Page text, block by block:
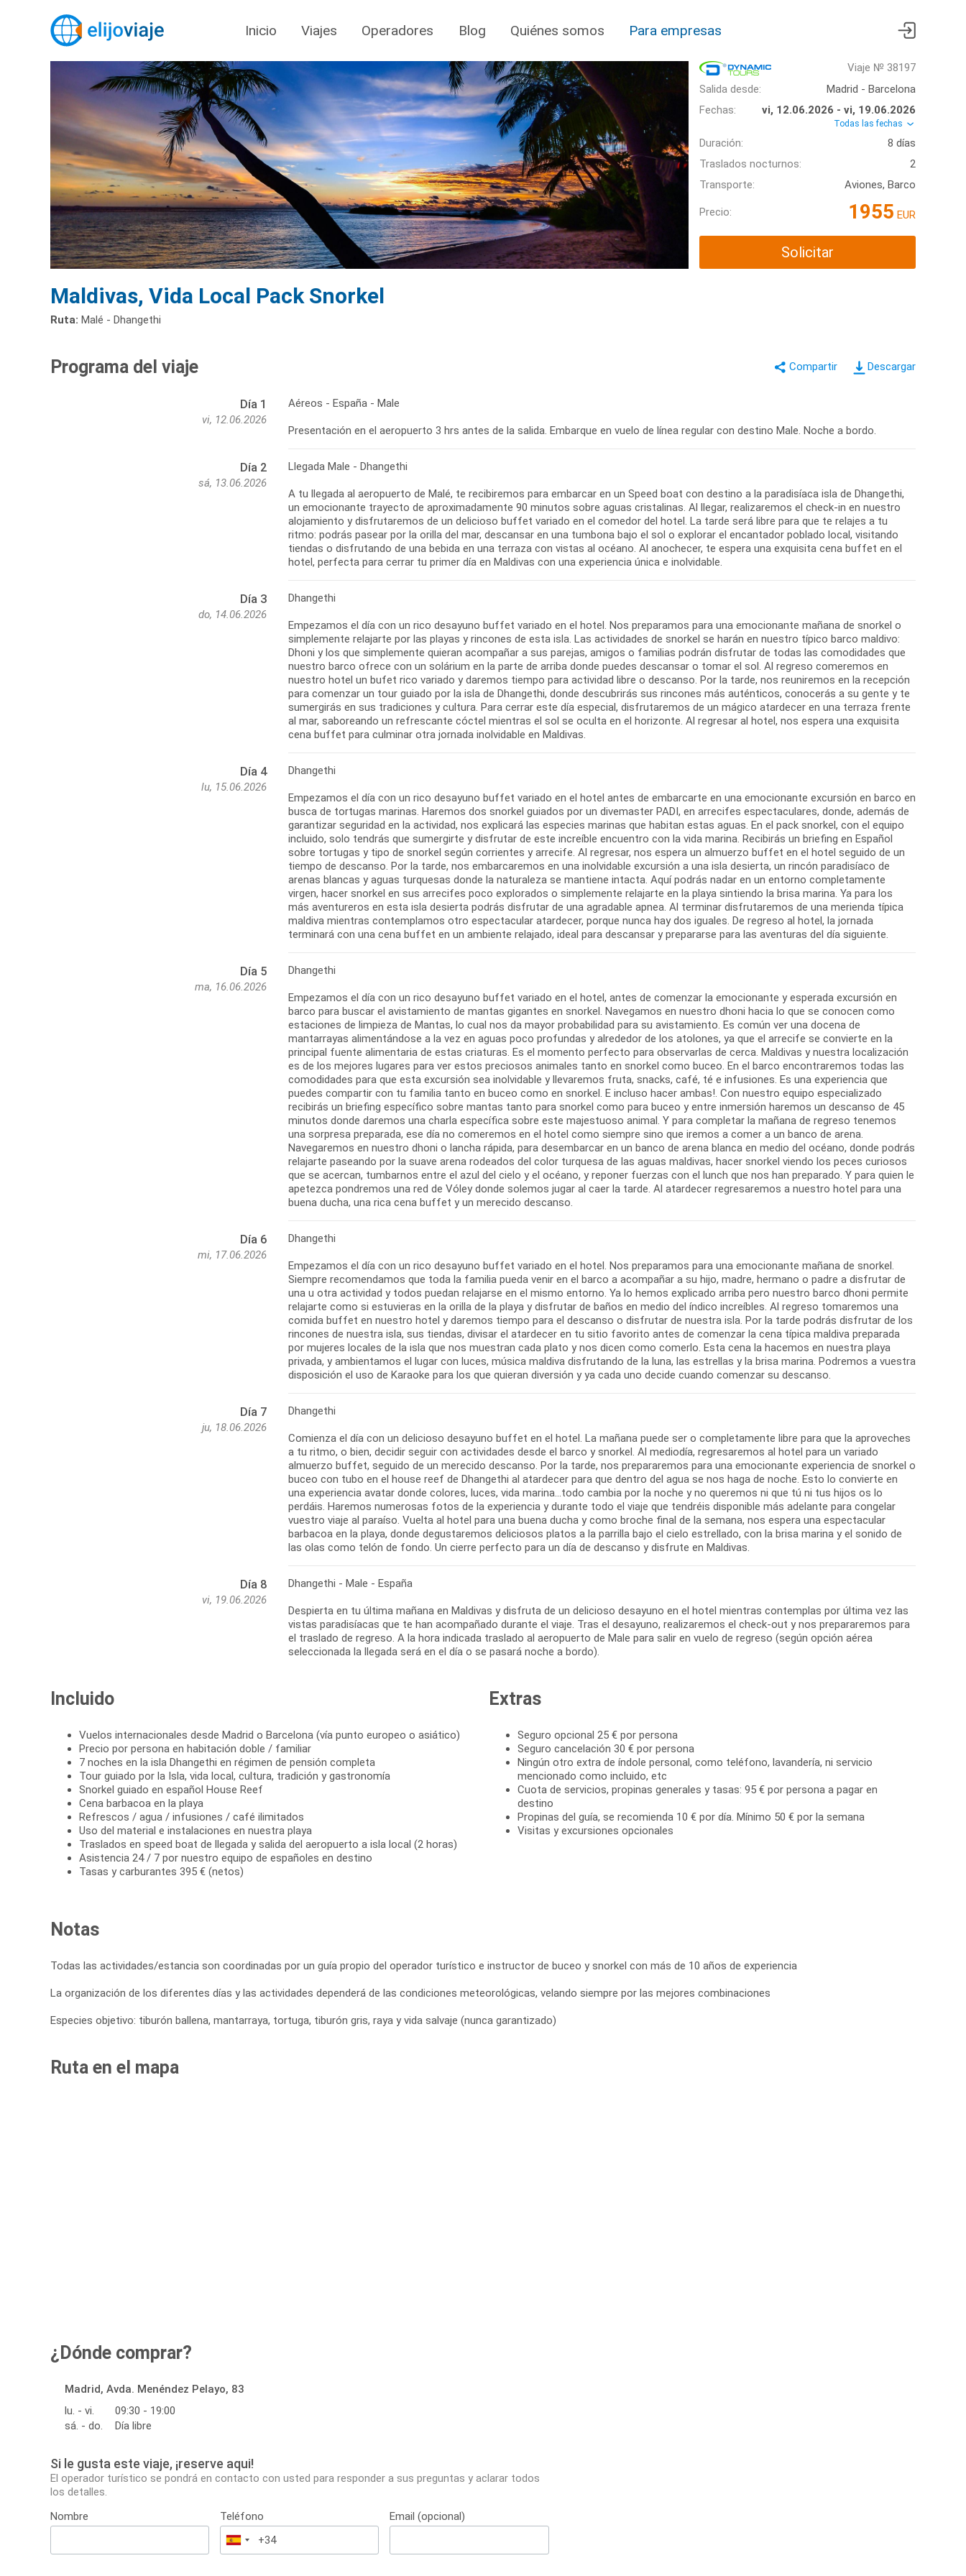
Inicio Viajes Operadores Blog Quiénes somos Para empresas
Viaje № 38197
Salida desde:
Madrid - Barcelona
Fechas:
vi, 12.06.2026 - vi, 19.06.2026
Todas las fechas
Duración:
8 días
Traslados nocturnos:
2
Transporte:
Aviones, Barco
Precio: 1955 EUR
Solicitar
Maldivas, Vida Local Pack Snorkel
Ruta: Malé - Dhangethi
Descargar
Programa del viaje
Día 1
vi, 12.06.2026
Aéreos - España - Male
Presentación en el aeropuerto 3 hrs antes de la salida. Embarque en vuelo de línea regular con destino Male. Noche a bordo.
Día 2
sá, 13.06.2026
Llegada Male - Dhangethi
A tu llegada al aeropuerto de Malé, te recibiremos para embarcar en un Speed boat con destino a la paradisíaca isla de Dhangethi,
un emocionante trayecto de aproximadamente 90 minutos sobre aguas cristalinas. Al llegar, realizaremos el check-in en nuestro
alojamiento y disfrutaremos de un delicioso buffet variado en el comedor del hotel. La tarde será libre para que te relajes a tu
ritmo: podrás pasear por la orilla del mar, descansar en una tumbona bajo el sol o explorar el encantador poblado local, visitando
tiendas o disfrutando de una bebida en una terraza con vistas al océano. Al anochecer, te espera una exquisita cena buffet en el
hotel, perfecta para cerrar tu primer día en Maldivas con una experiencia única e inolvidable.
Día 3
do, 14.06.2026
Dhangethi
Empezamos el día con un rico desayuno buffet variado en el hotel. Nos preparamos para una emocionante mañana de snorkel o
simplemente relajarte por las playas y rincones de esta isla. Las actividades de snorkel se harán en nuestro típico barco maldivo:
Dhoni y los que simplemente quieran acompañar a sus parejas, amigos o familias podrán disfrutar de todas las comodidades que
nuestro barco ofrece con un solárium en la parte de arriba donde puedes descansar o tomar el sol. Al regreso comeremos en
nuestro hotel un bufet rico variado y daremos tiempo para actividad libre o descanso. Por la tarde, nos reuniremos en la recepción
para comenzar un tour guiado por la isla de Dhangethi, donde descubrirás sus rincones más auténticos, conocerás a su gente y te
sumergirás en sus tradiciones y cultura. Para cerrar este día especial, disfrutaremos de un mágico atardecer en una terraza frente
al mar, saboreando un refrescante cóctel mientras el sol se oculta en el horizonte. Al regresar al hotel, nos espera una exquisita
cena buffet para culminar otra jornada inolvidable en Maldivas.
Día 4
lu, 15.06.2026
Dhangethi
Empezamos el día con un rico desayuno buffet variado en el hotel antes de embarcarte en una emocionante excursión en barco en
busca de tortugas marinas. Haremos dos snorkel guiados por un divemaster PADI, en arrecifes espectaculares, donde, además de
garantizar seguridad en la actividad, nos explicará las especies marinas que habitan estas aguas. En el pack snorkel, con el equipo
incluido, solo tendrás que sumergirte y disfrutar de este increíble encuentro con la vida marina. Recibirás un briefing en Español
sobre tortugas y tipo de snorkel según corrientes y arrecife. Al regresar, nos espera un almuerzo buffet en el hotel seguido de un
tiempo de descanso. Por la tarde, nos embarcaremos en una inolvidable excursión a una isla desierta, un rincón paradisíaco de
arenas blancas y aguas turquesas donde la naturaleza se mantiene intacta. Aquí podrás nadar en un entorno completamente
virgen, hacer snorkel en sus arrecifes poco explorados o simplemente relajarte en la playa sintiendo la brisa marina. Ya para los
más aventureros en esta isla desierta podrás disfrutar de una agradable apnea. Al terminar disfrutaremos de una merienda típica
maldiva mientras contemplamos otro espectacular atardecer, porque nunca hay dos iguales. De regreso al hotel, la jornada
terminará con una cena buffet en un ambiente relajado, ideal para descansar y prepararse para las aventuras del día siguiente.
Día 5
ma, 16.06.2026
Dhangethi
Empezamos el día con un rico desayuno buffet variado en el hotel, antes de comenzar la emocionante y esperada excursión en
barco para buscar el avistamiento de mantas gigantes en snorkel. Navegamos en nuestro dhoni hacia lo que se conocen como
estaciones de limpieza de Mantas, lo cual nos da mayor probabilidad para su avistamiento. Es común ver una docena de
mantarrayas alimentándose a la vez en aguas poco profundas y alrededor de los atolones, ya que el arrecife se convierte en la
principal fuente alimentaria de estas criaturas. Es el momento perfecto para observarlas de cerca. Maldivas y nuestra localización
es de los mejores lugares para ver estos preciosos animales tanto en snorkel como buceo. En el barco encontraremos todas las
comodidades para que esta excursión sea inolvidable y llevaremos fruta, snacks, café, té e infusiones. Es una experiencia que
puedes compartir con tu familia tanto en buceo como en snorkel. E incluso hacer ambas!. Con nuestro equipo especializado
recibirás un briefing específico sobre mantas tanto para snorkel como para buceo y entre inmersión haremos un descanso de 45
minutos donde daremos una charla específica sobre este majestuoso animal. Y para completar la mañana de regreso tenemos
una sorpresa preparada, ese día no comeremos en el hotel como siempre sino que iremos a comer a un banco de arena.
Navegaremos en nuestro dhoni o lancha rápida, para desembarcar en un banco de arena blanca en medio del océano, donde podrás
relajarte paseando por la suave arena rodeados del color turquesa de las aguas maldivas, hacer snorkel viendo los peces curiosos
que se acercan, tumbarnos entre el azul del cielo y el océano, y reponer fuerzas con el lunch que nos han preparado. Y para quien le
apetezca pondremos una red de Vóley donde solemos jugar al caer la tarde. Al atardecer regresaremos a nuestro hotel para una
buena ducha, una rica cena buffet y un merecido descanso.
Día 6
mi, 17.06.2026
Dhangethi
Empezamos el día con un rico desayuno buffet variado en el hotel. Nos preparamos para una emocionante mañana de snorkel.
Siempre recomendamos que toda la familia pueda venir en el barco a acompañar a su hijo, madre, hermano o padre a disfrutar de
una u otra actividad y todos puedan relajarse en el mismo entorno. Ya lo hemos explicado arriba pero nuestro barco dhoni permite
relajarte como si estuvieras en la orilla de la playa y disfrutar de baños en medio del índico increíbles. Al regreso tomaremos una
comida buffet en nuestro hotel y daremos tiempo para el descanso o disfrutar de nuestra isla. Por la tarde podrás disfrutar de los
rincones de nuestra isla, sus tiendas, divisar el atardecer en tu sitio favorito antes de comenzar la cena típica maldiva preparada
por mujeres locales de la isla que nos muestran cada plato y nos dicen como comerlo. Esta cena la hacemos en nuestra playa
privada, y ambientamos el lugar con luces, música maldiva disfrutando de la luna, las estrellas y la brisa marina. Podremos a vuestra
disposición el uso de Karaoke para los que quieran diversión y ya cada uno decide cuando comenzar su descanso.
Día 7
ju, 18.06.2026
Dhangethi
Comienza el día con un delicioso desayuno buffet en el hotel. La mañana puede ser o completamente libre para que la aproveches
a tu ritmo, o bien, decidir seguir con actividades desde el barco y snorkel. Al mediodía, regresaremos al hotel para un variado
almuerzo buffet, seguido de un merecido descanso. Por la tarde, nos prepararemos para una emocionante experiencia de snorkel o
buceo con tubo en el house reef de Dhangethi al atardecer para que dentro del agua se nos haga de noche. Esto lo convierte en
una experiencia avatar donde colores, luces, vida marina...todo cambia por la noche y no queremos ni que tú ni tus hijos os lo
perdáis. Haremos numerosas fotos de la experiencia y durante todo el viaje que tendréis disponible más adelante para congelar
vuestro viaje al paraíso. Vuelta al hotel para una buena ducha y como broche final de la semana, nos espera una espectacular
barbacoa en la playa, donde degustaremos deliciosos platos a la parrilla bajo el cielo estrellado, con la brisa marina y el sonido de
las olas como telón de fondo. Un cierre perfecto para un día de descanso y disfrute en Maldivas.
Día 8
vi, 19.06.2026
Dhangethi - Male - España
Despierta en tu última mañana en Maldivas y disfruta de un delicioso desayuno en el hotel mientras contemplas por última vez las
vistas paradisíacas que te han acompañado durante el viaje. Tras el desayuno, realizaremos el check-out y nos prepararemos para
el traslado de regreso. A la hora indicada traslado al aeropuerto de Male para salir en vuelo de regreso (según opción aérea
seleccionada la llegada será en el día o se pasará noche a bordo).
Incluido
Vuelos internacionales desde Madrid o Barcelona (vía punto europeo o asiático)
Precio por persona en habitación doble / familiar
7 noches en la isla Dhangethi en régimen de pensión completa
Tour guiado por la Isla, vida local, cultura, tradición y gastronomía
Snorkel guiado en español House Reef
Cena barbacoa en la playa
Refrescos / agua / infusiones / café ilimitados
Uso del material e instalaciones en nuestra playa
Traslados en speed boat de llegada y salida del aeropuerto a isla local (2 horas)
Asistencia 24 / 7 por nuestro equipo de españoles en destino
Tasas y carburantes 395 € (netos)
Extras
Seguro opcional 25 € por persona
Seguro cancelación 30 € por persona
Ningún otro extra de índole personal, como teléfono, lavandería, ni servicio
mencionado como incluido, etc
Cuota de servicios, propinas generales y tasas: 95 € por persona a pagar en
destino
Propinas del guía, se recomienda 10 € por día. Mínimo 50 € por la semana
Visitas y excursiones opcionales
Notas
Todas las actividades/estancia son coordinadas por un guía propio del operador turístico e instructor de buceo y snorkel con más de 10 años de experiencia
La organización de los diferentes días y las actividades dependerá de las condiciones meteorológicas, velando siempre por las mejores combinaciones
Especies objetivo: tiburón ballena, mantarraya, tortuga, tiburón gris, raya y vida salvaje (nunca garantizado)
Ruta en el mapa
¿Dónde comprar?
Madrid, Avda. Menéndez Pelayo, 83
lu. - vi.
09:30 - 19:00
sá. - do.
Día libre
Si le gusta este viaje, ¡reserve aqui!
El operador turístico se pondrá en contacto con usted para responder a sus preguntas y aclarar todos
los detalles.
Nombre
Teléfono
España
+34
Email (opcional)